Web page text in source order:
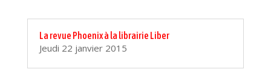
La revue Phoenix à la librairie Liber
Jeudi 22 janvier 2015